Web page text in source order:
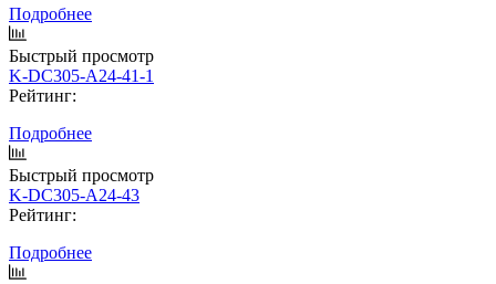
Подробнее
Быстрый просмотр
K-DC305-A24-41-1
Рейтинг:
Подробнее
Быстрый просмотр
K-DC305-A24-43
Рейтинг:
Подробнее